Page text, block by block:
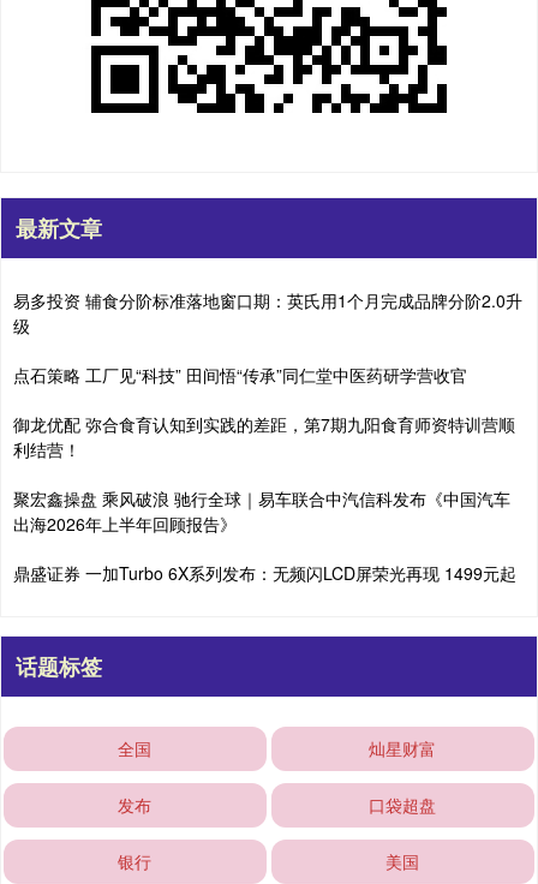
最新文章
易多投资 辅食分阶标准落地窗口期：英氏用1个月完成品牌分阶2.0升
级
点石策略 工厂见“科技” 田间悟“传承”同仁堂中医药研学营收官
御龙优配 弥合食育认知到实践的差距，第7期九阳食育师资特训营顺
利结营！
聚宏鑫操盘 乘风破浪 驰行全球｜易车联合中汽信科发布《中国汽车
出海2026年上半年回顾报告》
鼎盛证券 一加Turbo 6X系列发布：无频闪LCD屏荣光再现 1499元起
话题标签
全国 灿星财富
发布 口袋超盘
银行 美国